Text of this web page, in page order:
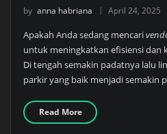
by anna habriana April 24, 2025
Apakah Anda sedang mencari
untuk meningkatkan efisiensi dan
Di tengah semakin padatnya lalu
parkir yang baik menjadi semakin
Read More